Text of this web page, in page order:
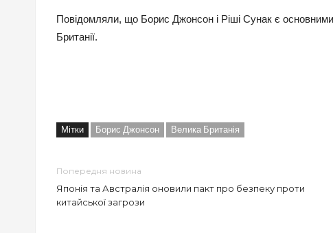
Повідомляли, що Борис Джонсон і Ріші Сунак є
Британії.
Мітки Борис Джонсон Велика Британія
Попередня новина
Японія та Австралія оновили пакт про безпеку проти
китайської загрози